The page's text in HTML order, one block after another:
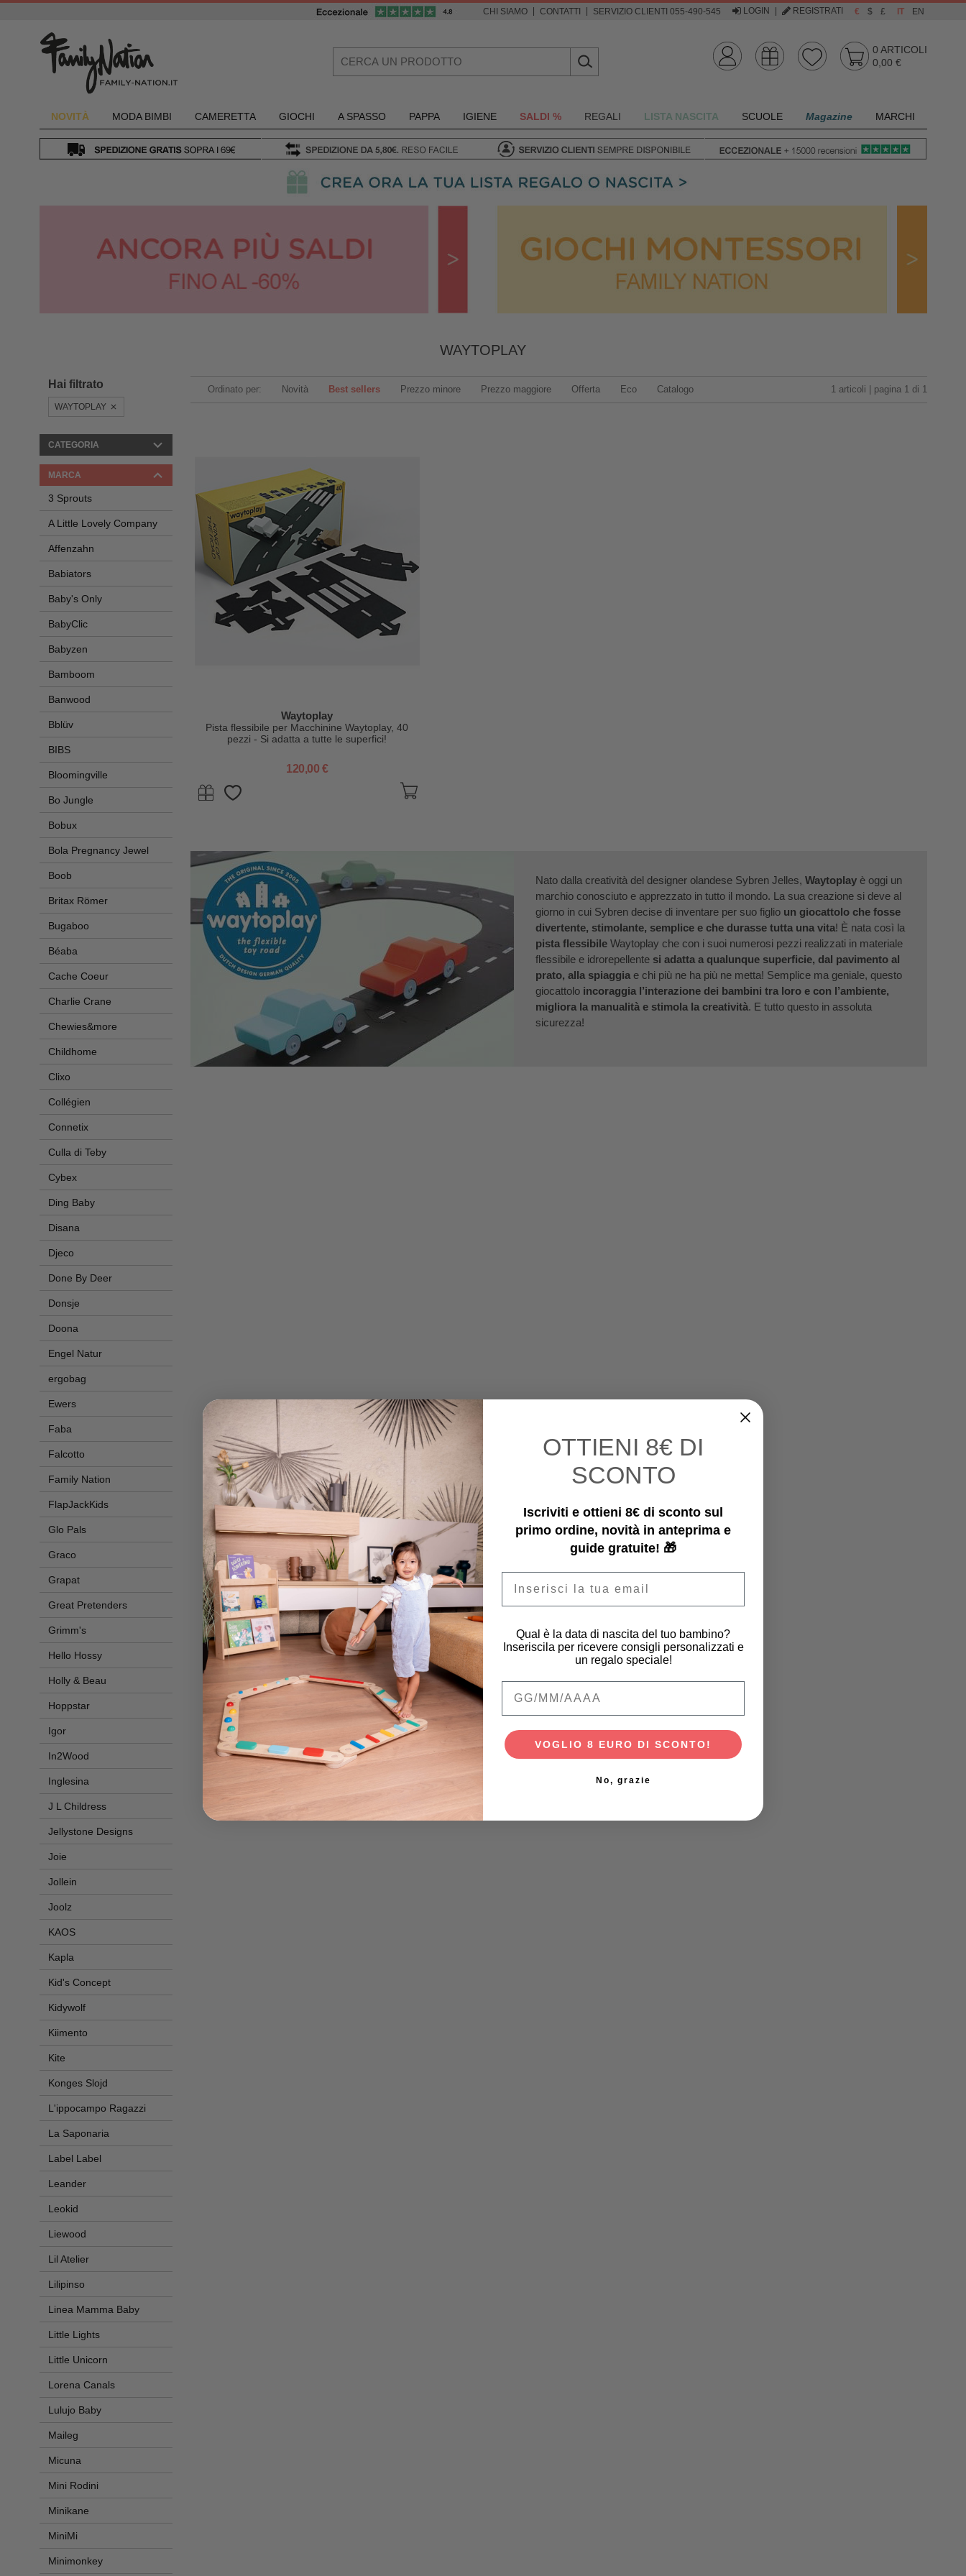
CHI SIAMO CONTATTI SERVIZIO CLIENTI 055-490-545 LOGIN REGISTRATI € $ £ IT EN
0 ARTICOLI
0,00 €
NOVITÀ MODA BIMBI CAMERETTA GIOCHI A SPASSO PAPPA IGIENE SALDI % REGALI LISTA NASCITA SCUOLE Magazine MARCHI
WAYTOPLAY
Hai filtrato
WAYTOPLAY
CATEGORIA
MARCA
3 Sprouts
A Little Lovely Company
Affenzahn
Babiators
Baby's Only
BabyClic
Babyzen
Bamboom
Banwood
Bblüv
BIBS
Bloomingville
Bo Jungle
Bobux
Bola Pregnancy Jewel
Boob
Britax Römer
Bugaboo
Béaba
Cache Coeur
Charlie Crane
Chewies&more
Childhome
Clixo
Collégien
Connetix
Culla di Teby
Cybex
Ding Baby
Disana
Djeco
Done By Deer
Donsje
Doona
Engel Natur
ergobag
Ewers
Faba
Falcotto
Family Nation
FlapJackKids
Glo Pals
Graco
Grapat
Great Pretenders
Grimm's
Hello Hossy
Holly & Beau
Hoppstar
Igor
In2Wood
Inglesina
J L Childress
Jellystone Designs
Joie
Jollein
Joolz
KAOS
Kapla
Kid's Concept
Kidywolf
Kiimento
Kite
Konges Slojd
L'ippocampo Ragazzi
La Saponaria
Label Label
Leander
Leokid
Liewood
Lil Atelier
Lilipinso
Linea Mamma Baby
Little Lights
Little Unicorn
Lorena Canals
Lulujo Baby
Maileg
Micuna
Mini Rodini
Minikane
MiniMi
Minimonkey
Ordinato per: Novità Best sellers Prezzo minore Prezzo maggiore Offerta Eco Catalogo 1 articoli | pagina 1 di 1
Waytoplay
Pista flessibile per Macchinine Waytoplay, 40
pezzi - Si adatta a tutte le superfici!
120,00 €
Nato dalla creatività del designer olandese Sybren Jelles, Waytoplayè oggi un
marchio conosciuto e apprezzato in tutto il mondo. La sua creazione si deve al
giorno in cui Sybren decise di inventare per suo figlio un giocattolo che fosse
divertente, stimolante, semplice e che durasse tutta una vita! È nata così la
pista flessibileWaytoplay che con i suoi numerosi pezzi realizzati in materiale
flessibile e idrorepellente si adatta a qualunque superficie, dal pavimento al
prato, alla spiaggiae chi più ne ha più ne metta! Semplice ma geniale, questo
giocattolo incoraggia l’interazione dei bambini tra loro e con l’ambiente,
migliora la manualità e stimola la creatività. E tutto questo in assoluta
sicurezza!
OTTIENI 8€ DI
SCONTO
Iscriviti e ottieni 8€ di sconto sul
primo ordine, novità in anteprima e
guide gratuite! 🎁
Qual è la data di nascita del tuo bambino?
Inseriscila per ricevere consigli personalizzati e
un regalo speciale!
VOGLIO 8 EURO DI SCONTO!
No, grazie